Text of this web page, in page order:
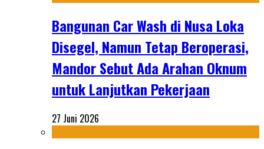
Bangunan Car Wash di Nusa Loka
Disegel, Namun Tetap Beroperasi,
Mandor Sebut Ada Arahan Oknum
untuk Lanjutkan Pekerjaan
27 Juni 2026